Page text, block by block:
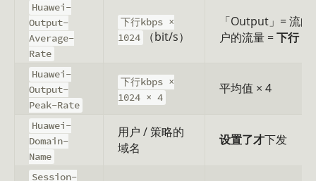
Huawei-
Output-
Average-
Rate
下行kbps ×
1024
（bit/s）
「Output」= 流向
户的流量 =下行
Huawei-
Output-
Peak-Rate
下行kbps ×
1024 × 4
平均值 × 4
Huawei-
Domain-
Name
用户 / 策略的
域名
设置了才下发
Session-